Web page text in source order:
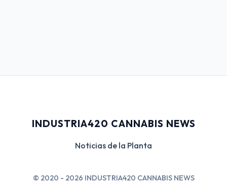
INDUSTRIA420 CANNABIS NEWS
Noticias de la Planta
© 2020 - 2026 INDUSTRIA420 CANNABIS NEWS